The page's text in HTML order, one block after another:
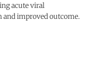
acute viral
improved outcome.